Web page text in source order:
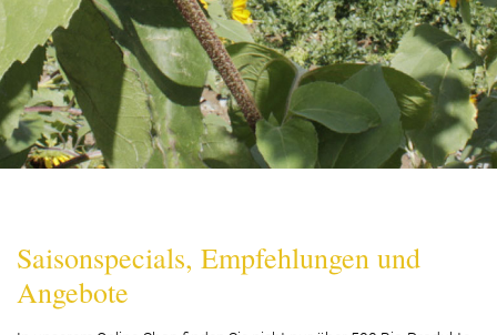
Saisonspecials, Empfehlungen und
Angebote